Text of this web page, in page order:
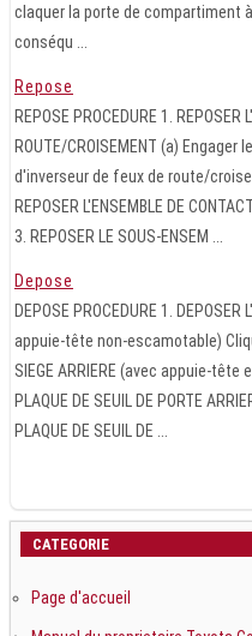
claquer la porte de compartiment
conséqu ...
Repose
REPOSE PROCEDURE 1. REPOSER
ROUTE/CROISEMENT (a)
d'inverseur de feux de route/
REPOSER L'ENSEMBLE DE
3. REPOSER LE SOUS-ENSEM ...
Depose
DEPOSE PROCEDURE 1. DEPOSER
appuie-tête non-escamotable)
SIEGE ARRIERE (avec appuie-tête
PLAQUE DE SEUIL DE PORTE
PLAQUE DE SEUIL DE ...
CATEGORIE
Page d'accueil